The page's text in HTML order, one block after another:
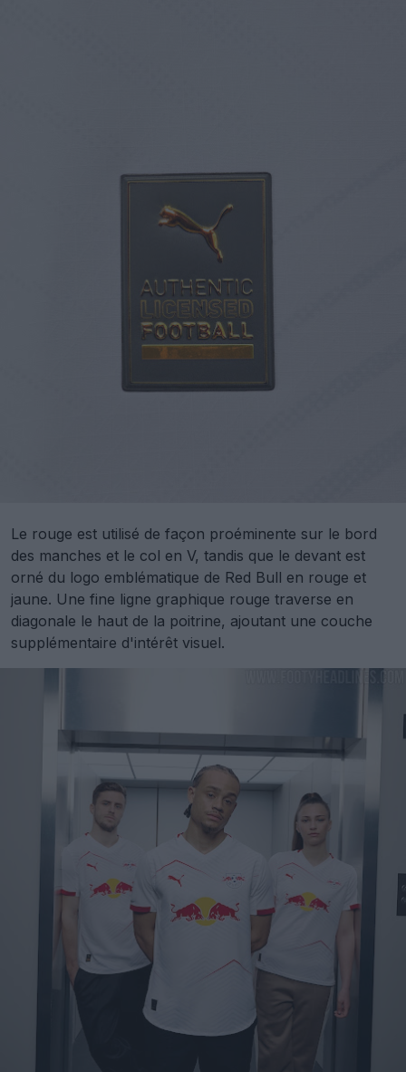
Le rouge est utilisé de façon proéminente sur le bord
des manches et le col en V, tandis que le devant est
orné du logo emblématique de Red Bull en rouge et
jaune. Une fine ligne graphique rouge traverse en
diagonale le haut de la poitrine, ajoutant une couche
supplémentaire d'intérêt visuel.